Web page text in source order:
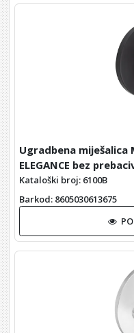
Ugradbena miješalica
ELEGANCE bez
Kataloški broj: 6100B
Barkod: 8605030613675